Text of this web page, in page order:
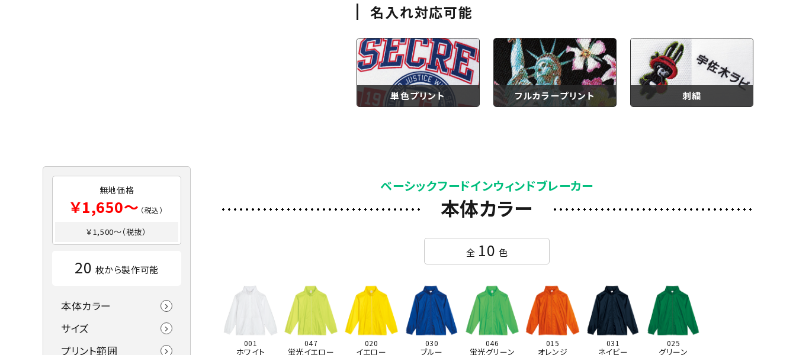
名入れ対応可能
単色プリント フルカラープリント 刺繍
無地価格
￥1,650～ （税込）
￥1,500～（税抜）
20 枚から製作可能
本体カラー
サイズ
プリント範囲
ベーシックフードインウィンドブレーカー
本体カラー
全 10 色
001
ホワイト
047
蛍光イエロー
020
イエロー
030
ブルー
046
蛍光グリーン
015
オレンジ
031
ネイビー
025
グリーン